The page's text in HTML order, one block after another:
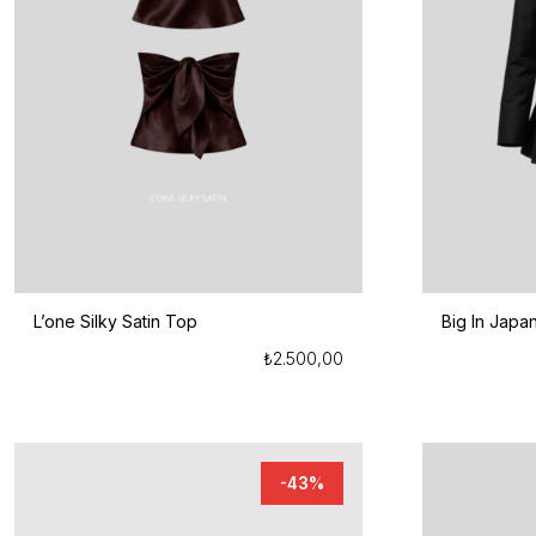
L’one Silky Satin Top
₺2.500,00
Big In Japan
-43%